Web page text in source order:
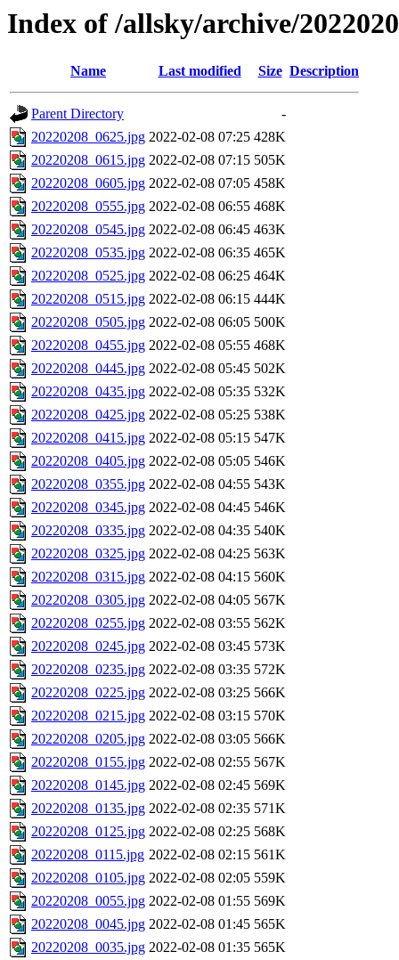
Index of /allsky/archive/
Name Last modified Size Description
Parent Directory
-
20220208_0625.jpg 2022-02-08 07:25 428K
20220208_0615.jpg 2022-02-08 07:15 505K
20220208_0605.jpg 2022-02-08 07:05 458K
20220208_0555.jpg 2022-02-08 06:55 468K
20220208_0545.jpg 2022-02-08 06:45 463K
20220208_0535.jpg 2022-02-08 06:35 465K
20220208_0525.jpg 2022-02-08 06:25 464K
20220208_0515.jpg 2022-02-08 06:15 444K
20220208_0505.jpg 2022-02-08 06:05 500K
20220208_0455.jpg 2022-02-08 05:55 468K
20220208_0445.jpg 2022-02-08 05:45 502K
20220208_0435.jpg 2022-02-08 05:35 532K
20220208_0425.jpg 2022-02-08 05:25 538K
20220208_0415.jpg 2022-02-08 05:15 547K
20220208_0405.jpg 2022-02-08 05:05 546K
20220208_0355.jpg 2022-02-08 04:55 543K
20220208_0345.jpg 2022-02-08 04:45 546K
20220208_0335.jpg 2022-02-08 04:35 540K
20220208_0325.jpg 2022-02-08 04:25 563K
20220208_0315.jpg 2022-02-08 04:15 560K
20220208_0305.jpg 2022-02-08 04:05 567K
20220208_0255.jpg 2022-02-08 03:55 562K
20220208_0245.jpg 2022-02-08 03:45 573K
20220208_0235.jpg 2022-02-08 03:35 572K
20220208_0225.jpg 2022-02-08 03:25 566K
20220208_0215.jpg 2022-02-08 03:15 570K
20220208_0205.jpg 2022-02-08 03:05 566K
20220208_0155.jpg 2022-02-08 02:55 567K
20220208_0145.jpg 2022-02-08 02:45 569K
20220208_0135.jpg 2022-02-08 02:35 571K
20220208_0125.jpg 2022-02-08 02:25 568K
20220208_0115.jpg 2022-02-08 02:15 561K
20220208_0105.jpg 2022-02-08 02:05 559K
20220208_0055.jpg 2022-02-08 01:55 569K
20220208_0045.jpg 2022-02-08 01:45 565K
20220208_0035.jpg 2022-02-08 01:35 565K